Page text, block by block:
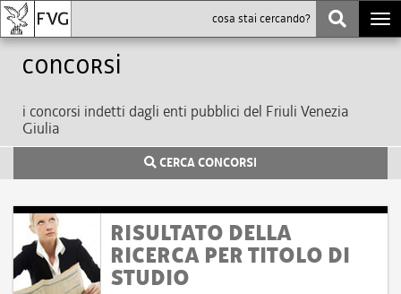
Concorsi
i concorsi indetti dagli enti pubblici del Friuli Venezia
Giulia
CERCA CONCORSI
RISULTATO DELLA
RICERCA PER TITOLO DI
STUDIO